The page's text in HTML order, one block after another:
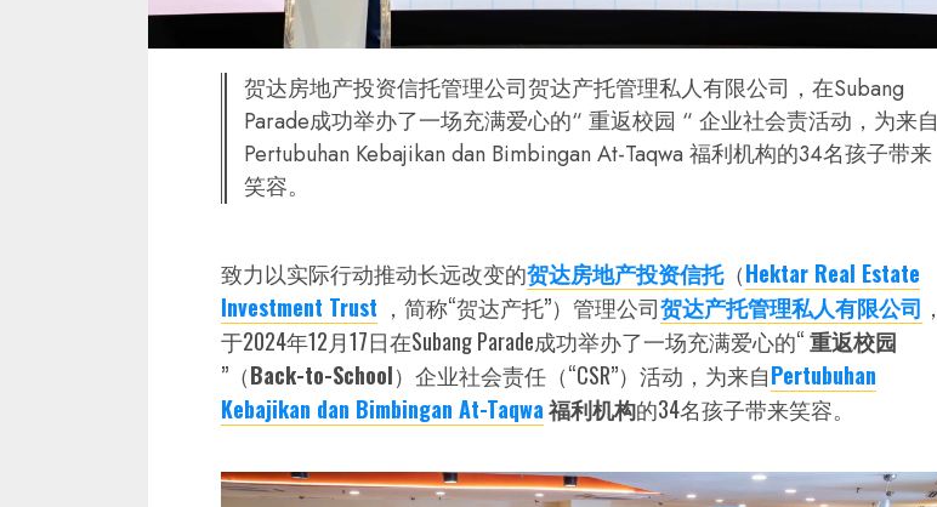
贺达房地产投资信托管理公司贺达产托管理私人有限公司，在Subang
Parade成功举办了一场充满爱心的“ 重返校园 “ 企业社会责活动，为来自
Pertubuhan Kebajikan dan Bimbingan At-Taqwa 福利机构的34名孩子带来
笑容。
致力以实际行动推动长远改变的贺达房地产投资信托（Hektar Real Estate
Investment Trust ，简称“贺达产托”）管理公司贺达产托管理私人有限公司 ，
于2024年12月17日在Subang Parade成功举办了一场充满爱心的“重返校园
”（Back-to-School）企业社会责任（“CSR”）活动，为来自Pertubuhan
Kebajikan dan Bimbingan At-Taqwa福利机构的34名孩子带来笑容。